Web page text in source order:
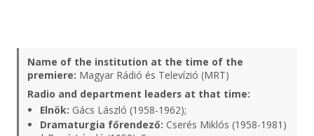
Name of the institution at the time of the
premiere: Magyar Rádió és Televízió (MRT)
Radio and department leaders at that time:
Elnök: Gács László (1958-1962);
Dramaturgia főrendező: Cserés Miklós (1958-1981)